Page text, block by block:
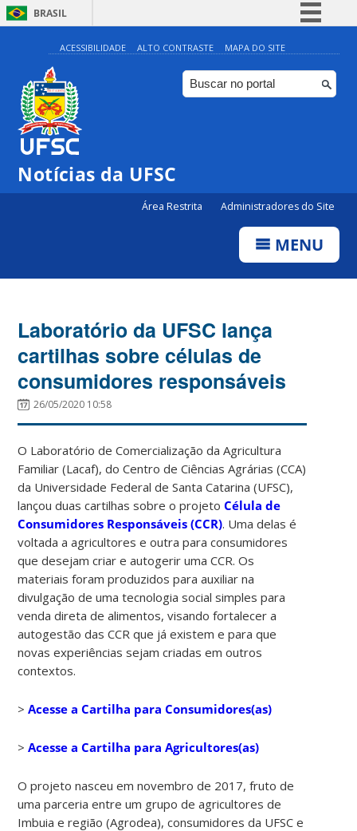
BRASIL
Simplifique!
Comunica BR
Participe
ACESSIBILIDADE ALTO CONTRASTE MAPA DO SITE
Notícias da UFSC
Área Restrita Administradores do Site
MENU
Laboratório da UFSC lança
cartilhas sobre células de
consumidores responsáveis
26/05/2020 10:58
O Laboratório de Comercialização da Agricultura
Familiar (Lacaf), do Centro de Ciências Agrárias (CCA)
da Universidade Federal de Santa Catarina (UFSC),
lançou duas cartilhas sobre o projetoCélula de
Consumidores Responsáveis (CCR). Uma delas é
voltada a agricultores e outra para consumidores
que desejam criar e autogerir uma CCR. Os
materiais foram produzidos para auxiliar na
divulgação de uma tecnologia social simples para
venda direta de alimentos, visando fortalecer a
autogestão das CCR que já existem e para que
novas experiências sejam criadas em outros
contextos.
>Acesse a Cartilha para Consumidores(as)
>Acesse a Cartilha para Agricultores(as)
O projeto nasceu em novembro de 2017, fruto de
uma parceria entre um grupo de agricultores de
Imbuia e região (Agrodea), consumidores da UFSC e